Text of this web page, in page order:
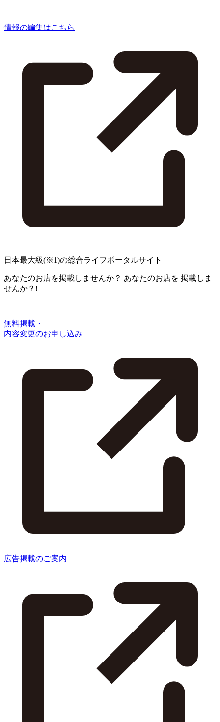
情報の編集はこちら
日本最大級(※1)の総合ライフポータルサイト
あなたのお店を掲載しませんか？ あなたのお店を 掲載しま
せんか？!
無料掲載・
内容変更のお申し込み
広告掲載のご案内